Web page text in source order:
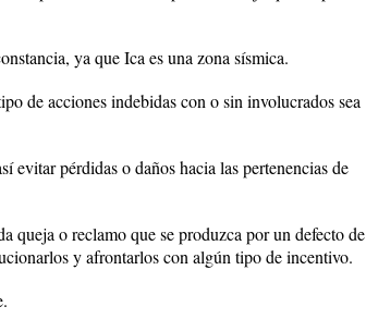
ya que Ica es una zona sísmica.
de acciones indebidas con o sin involucrados sea
pérdidas o daños hacia las pertenencias de
o reclamo que se produzca por un defecto de
y afrontarlos con algún tipo de incentivo.